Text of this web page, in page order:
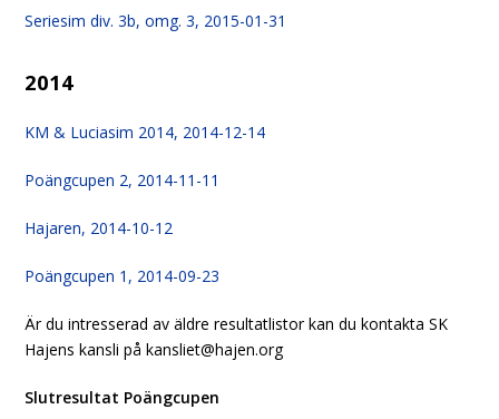
Seriesim div. 3b, omg. 3, 2015-01-31
2014
KM & Luciasim 2014, 2014-12-14
Poängcupen 2, 2014-11-11
Hajaren, 2014-10-12
Poängcupen 1, 2014-09-23
Är du intresserad av äldre resultatlistor kan du kontakta SK
Hajens kansli på kansliet@hajen.org
Slutresultat Poängcupen